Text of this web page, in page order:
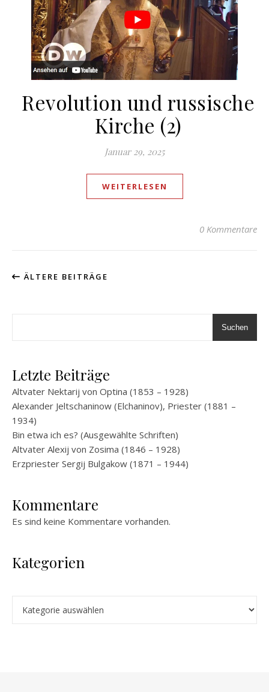
Revolution und russische
Kirche (2)
Januar 29, 2025
WEITERLESEN
0 Kommentare
ÄLTERE BEITRÄGE
Suchen
Letzte Beiträge
Altvater Nektarij von Optina (1853 – 1928)
Alexander Jeltschaninow (Elchaninov), Priester (1881 –
1934)
Bin etwa ich es? (Ausgewählte Schriften)
Altvater Alexij von Zosima (1846 – 1928)
Erzpriester Sergij Bulgakow (1871 – 1944)
Kommentare
Es sind keine Kommentare vorhanden.
Kategorien